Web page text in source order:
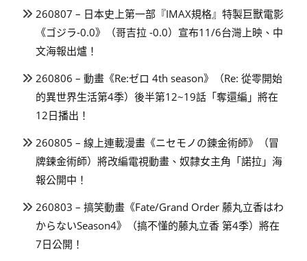
260807 – 日本史上第一部『IMAX規格』特製巨獸電影
《ゴジラ-0.0》（哥吉拉 -0.0）宣布11/6台灣上映、中
文海報出爐！
260806 – 動畫《Re:ゼロ 4th season》（Re: 從零開始
的異世界生活第4季）後半第12~19話「奪還編」將在
12日播出！
260805 – 線上連載漫畫《ニセモノの錬金術師》（冒
牌鍊金術師）將改編電視動畫、奴隸女主角「諾拉」海
報公開中！
260803 – 搞笑動畫《Fate/Grand Order 藤丸立香はわ
からないSeason4》（搞不懂的藤丸立香 第4季）將在
7日公開！